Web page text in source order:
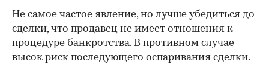
Не самое частое явление, но лучше убедиться до
сделки, что продавец не имеет отношения к
процедуре банкротства. В противном случае
высок риск последующего оспаривания сделки.